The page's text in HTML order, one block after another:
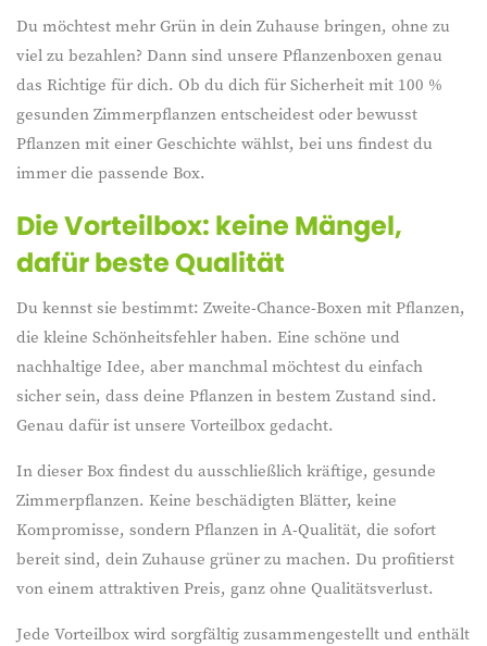
Du möchtest mehr Grün in dein Zuhause bringen, ohne zu
viel zu bezahlen? Dann sind unsere Pflanzenboxen genau
das Richtige für dich. Ob du dich für Sicherheit mit 100 %
gesunden Zimmerpflanzen entscheidest oder bewusst
Pflanzen mit einer Geschichte wählst, bei uns findest du
immer die passende Box.
Die Vorteilbox: keine Mängel,
dafür beste Qualität
Du kennst sie bestimmt: Zweite-Chance-Boxen mit Pflanzen,
die kleine Schönheitsfehler haben. Eine schöne und
nachhaltige Idee, aber manchmal möchtest du einfach
sicher sein, dass deine Pflanzen in bestem Zustand sind.
Genau dafür ist unsere Vorteilbox gedacht.
In dieser Box findest du ausschließlich kräftige, gesunde
Zimmerpflanzen. Keine beschädigten Blätter, keine
Kompromisse, sondern Pflanzen in A-Qualität, die sofort
bereit sind, dein Zuhause grüner zu machen. Du profitierst
von einem attraktiven Preis, ganz ohne Qualitätsverlust.
Jede Vorteilbox wird sorgfältig zusammengestellt und enthält